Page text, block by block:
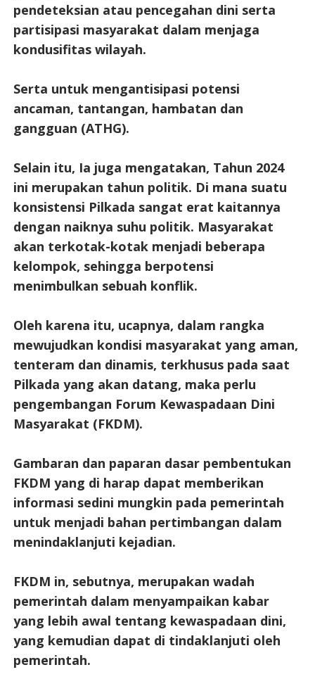
pendeteksian atau pencegahan dini serta
partisipasi masyarakat dalam menjaga
kondusifitas wilayah.
Serta untuk mengantisipasi potensi
ancaman, tantangan, hambatan dan
gangguan (ATHG).
Selain itu, Ia juga mengatakan, Tahun 2024
ini merupakan tahun politik. Di mana suatu
konsistensi Pilkada sangat erat kaitannya
dengan naiknya suhu politik. Masyarakat
akan terkotak-kotak menjadi beberapa
kelompok, sehingga berpotensi
menimbulkan sebuah konflik.
Oleh karena itu, ucapnya, dalam rangka
mewujudkan kondisi masyarakat yang aman,
tenteram dan dinamis, terkhusus pada saat
Pilkada yang akan datang, maka perlu
pengembangan Forum Kewaspadaan Dini
Masyarakat (FKDM).
Gambaran dan paparan dasar pembentukan
FKDM yang di harap dapat memberikan
informasi sedini mungkin pada pemerintah
untuk menjadi bahan pertimbangan dalam
menindaklanjuti kejadian.
FKDM in, sebutnya, merupakan wadah
pemerintah dalam menyampaikan kabar
yang lebih awal tentang kewaspadaan dini,
yang kemudian dapat di tindaklanjuti oleh
pemerintah.